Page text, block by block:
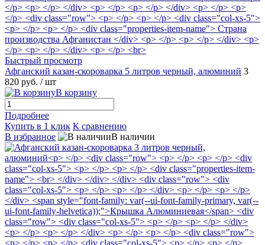
Быстрый просмотр
Афганский казан-скороварка 5 литров черный, алюминий 3
820 руб. / шт
В корзину
Подробнее
Купить в 1 клик К сравнению
В избранное
В наличии